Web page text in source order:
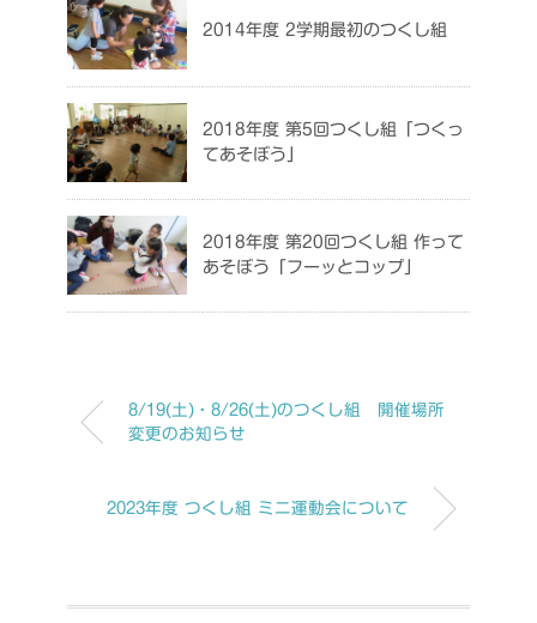
2014年度 2学期最初のつくし組
2018年度 第5回つくし組「つくっ
てあそぼう」
2018年度 第20回つくし組 作って
あそぼう「フーッとコップ」
8/19(土)・8/26(土)のつくし組 開催場所
変更のお知らせ
2023年度 つくし組 ミニ運動会について